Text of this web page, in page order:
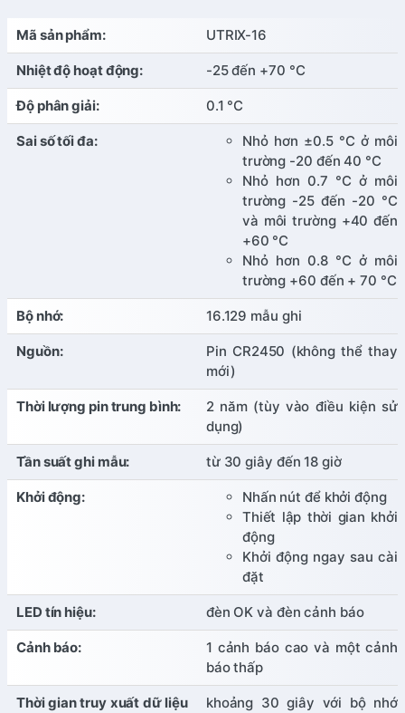
Mã sản phẩm: UTRIX-16
Nhiệt độ hoạt động: -25 đến +70 °C
Độ phân giải: 0.1 °C
Sai số tối đa:
Nhỏ hơn ±0.5 °C ở môi
trường -20 đến 40 °C
Nhỏ hơn 0.7 °C ở môi
trường -25 đến -20 °C
và môi trường +40 đến
+60 °C
Nhỏ hơn 0.8 °C ở môi
trường +60 đến + 70 °C
Bộ nhớ: 16.129 mẫu ghi
Nguồn:
Pin CR2450 (không thể thay
mới)
Thời lượng pin trung bình:
2 năm (tùy vào điều kiện sử
dụng)
Tần suất ghi mẫu: từ 30 giây đến 18 giờ
Khởi động:
Nhấn nút để khởi động
Thiết lập thời gian khởi
động
Khởi động ngay sau cài
đặt
LED tín hiệu: đèn OK và đèn cảnh báo
Cảnh báo:
1 cảnh báo cao và một cảnh
báo thấp
Thời gian truy xuất dữ liệu
khoảng 30 giây với bộ nhớ